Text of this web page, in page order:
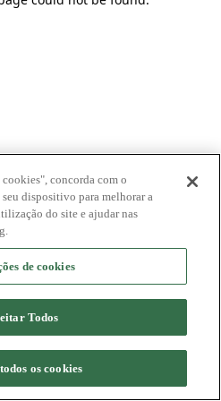
concorda com o
dispositivo para melhorar a
do site e ajudar nas
de cookies
Todos
os cookies